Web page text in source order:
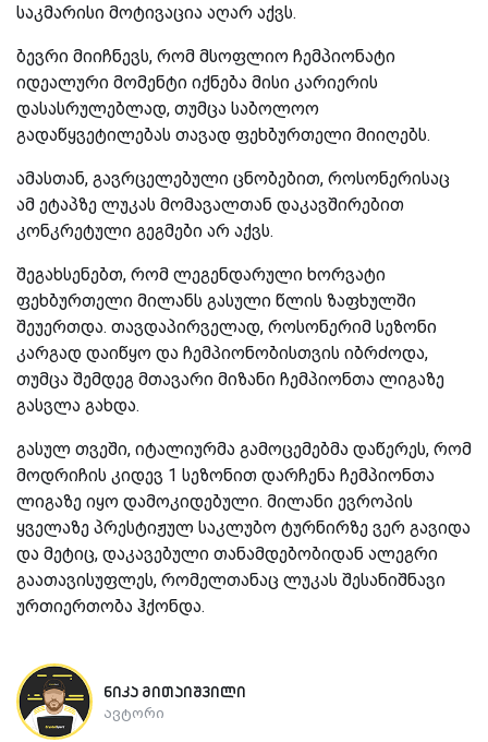
საკმარისი მოტივაცია აღარ აქვს.
ბევრი მიიჩნევს, რომ მსოფლიო ჩემპიონატი
იდეალური მომენტი იქნება მისი კარიერის
დასასრულებლად, თუმცა საბოლოო
გადაწყვეტილებას თავად ფეხბურთელი მიიღებს.
ამასთან, გავრცელებული ცნობებით, როსონერისაც
ამ ეტაპზე ლუკას მომავალთან დაკავშირებით
კონკრეტული გეგმები არ აქვს.
შეგახსენებთ, რომ ლეგენდარული ხორვატი
ფეხბურთელი მილანს გასული წლის ზაფხულში
შეუერთდა. თავდაპირველად, როსონერიმ სეზონი
კარგად დაიწყო და ჩემპიონობისთვის იბრძოდა,
თუმცა შემდეგ მთავარი მიზანი ჩემპიონთა ლიგაზე
გასვლა გახდა.
გასულ თვეში, იტალიურმა გამოცემებმა დაწერეს, რომ
მოდრიჩის კიდევ 1 სეზონით დარჩენა ჩემპიონთა
ლიგაზე იყო დამოკიდებული. მილანი ევროპის
ყველაზე პრესტიჟულ საკლუბო ტურნირზე ვერ გავიდა
და მეტიც, დაკავებული თანამდებობიდან ალეგრი
გაათავისუფლეს, რომელთანაც ლუკას შესანიშნავი
ურთიერთობა ჰქონდა.
ნიკა მითაიშვილი
ავტორი